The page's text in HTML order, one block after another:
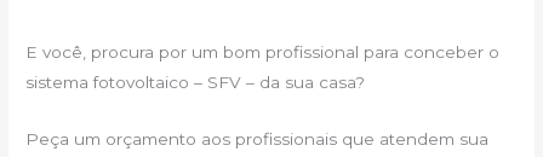
E você, procura por um bom profissional para conceber o
sistema fotovoltaico – SFV – da sua casa?
Peça um orçamento aos profissionais que atendem sua